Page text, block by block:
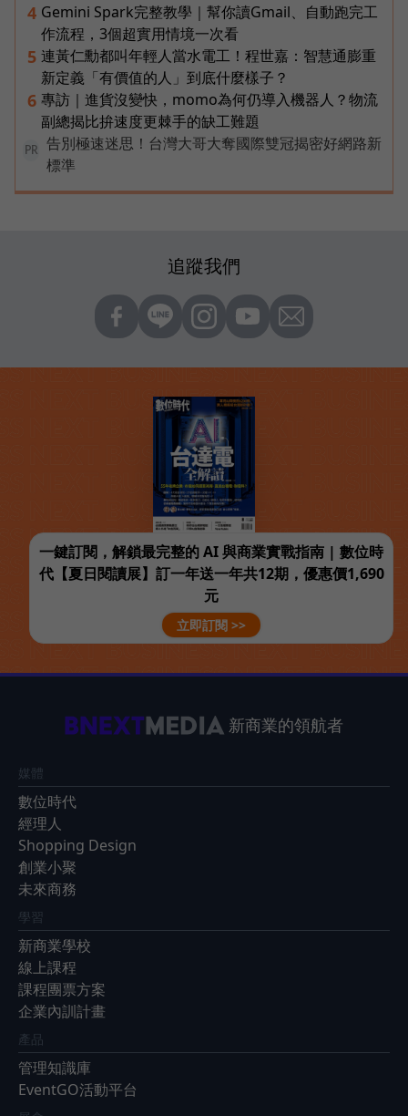
4 Gemini Spark完整教學｜幫你讀Gmail、自動跑完工
作流程，3個超實用情境一次看
5 連黃仁勳都叫年輕人當水電工！程世嘉：智慧通膨重
新定義「有價值的人」到底什麼樣子？
6 專訪｜進貨沒變快，momo為何仍導入機器人？物流
副總揭比拚速度更棘手的缺工難題
PR
告別極速迷思！台灣大哥大奪國際雙冠揭密好網路新
標準
追蹤我們
一鍵訂閱，解鎖最完整的 AI 與商業實戰指南 | 數位時
代【夏日閱讀展】訂一年送一年共12期，優惠價1,690
元
立即訂閱 >>
新商業的領航者
媒體
數位時代
經理人
Shopping Design
創業小聚
未來商務
學習
新商業學校
線上課程
課程團票方案
企業內訓計畫
產品
管理知識庫
EventGO活動平台